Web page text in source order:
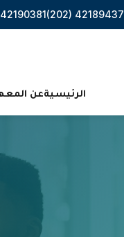
(202) 42189437
الرئيسيةعن